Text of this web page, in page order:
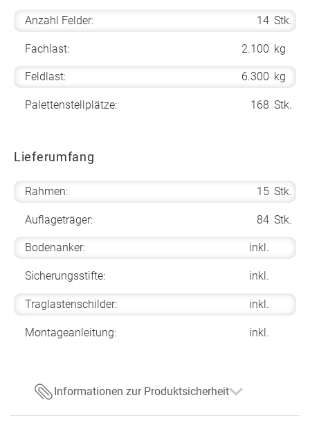
Anzahl Felder: 14 Stk.
Fachlast: 2.100 kg
Feldlast: 6.300 kg
Palettenstellplätze: 168 Stk.
Lieferumfang
Rahmen: 15 Stk.
Auflageträger: 84 Stk.
Bodenanker: inkl.
Sicherungsstifte: inkl.
Traglastenschilder: inkl.
Montageanleitung: inkl.
Informationen zur Produktsicherheit